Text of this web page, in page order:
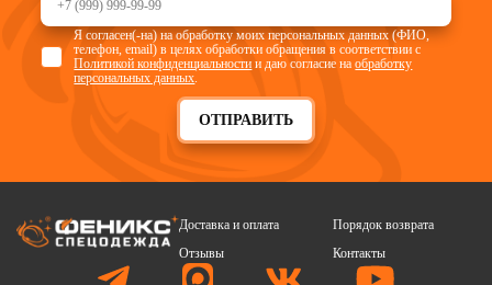
ОТПРАВИТЬ
Я согласен(-на) на обработку моих персональных данных (ФИО,
телефон, email) в целях обработки обращения в соответствии с
Политикой конфиденциальности и даю согласие наобработку
персональных данных.
Доставка и оплата
Порядок возврата
Отзывы
Контакты